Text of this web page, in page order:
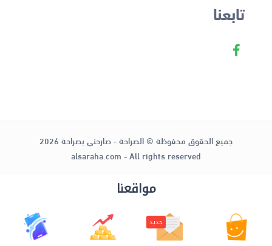
تابعنا
جميع الحقوق محفوظة © الصراحة - صارحني بصراحة 2026
alsaraha.com - All rights reserved